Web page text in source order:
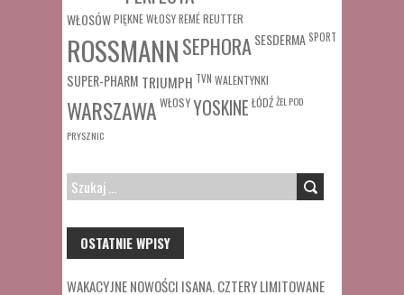
WŁOSÓWPIĘKNE WŁOSYREMÉREUTTER
ROSSMANNSEPHORASESDERMA SPORT
SUPER-PHARM TRIUMPH TVN WALENTYNKI
WARSZAWA WŁOSYYOSKINE ŁÓDŹŻEL POD
PRYSZNIC
SZUKAJ:
OSTATNIE WPISY
WAKACYJNE NOWOŚCI ISANA. CZTERY LIMITOWANE